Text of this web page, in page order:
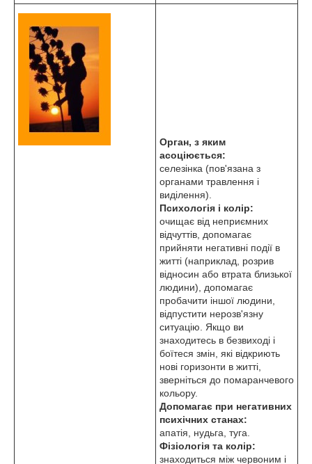
Орган, з яким
асоціюється:
селезінка (пов'язана з
органами травлення і
виділення).
Психологія і колір:
очищає від неприємних
відчуттів, допомагає
прийняти негативні події в
житті (наприклад, розрив
відносин або втрата близької
людини), допомагає
пробачити іншої людини,
відпустити нерозв'язну
ситуацію. Якщо ви
знаходитесь в безвиході і
боїтеся змін, які відкриють
нові горизонти в житті,
зверніться до помаранчевого
кольору.
Допомагає при негативних
психічних станах:
апатія, нудьга, туга.
Фізіологія та колір:
знаходиться між червоним і